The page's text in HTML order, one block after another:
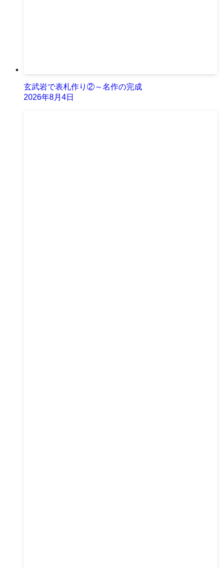
玄武岩で表札作り②～名作の完成
2026年8月4日